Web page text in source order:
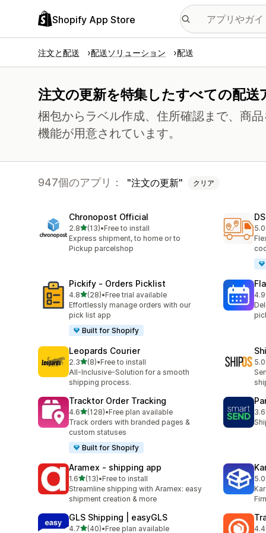
Shopify App Store
注文と配送 配送ソリューション 配送
注文の更新を特集したすべての配送
梱包からラベル作成、住所確認まで、商
機能が用意されています。
947個のアプリ： 注文の更新 クリア
Chronopost Official
2.85つ星中
(13)
合計レビュー数：13件
•Free to install
Express shipment, to home or to
Pickup parcelshop
5.0
合
Pickify ‑ Orders Picklist
4.85つ星中
(28)
合計レビュー数：28件
•Free trial available
Effortlessly manage orders with our
pick list app
Built for Shopify
4.9
合
Leopards Courier
2.35つ星中
(8)
合計レビュー数：8件
•Free to install
All-Inclusive-Solution for a smooth
shipping process.
5.0
合
Tracktor Order Tracking
4.65つ星中
(128)
合計レビュー数：128件
•Free plan available
Track orders with branded pages &
custom statuses
Built for Shopify
3.6
合
Aramex ‑ shipping app
1.65つ星中
(13)
合計レビュー数：13件
•Free to install
Streamline shipping with Aramex: easy
shipment creation & more
5.0
合
GLS Shipping | easyGLS
4.75つ星中
(40)•Free plan available 4.4